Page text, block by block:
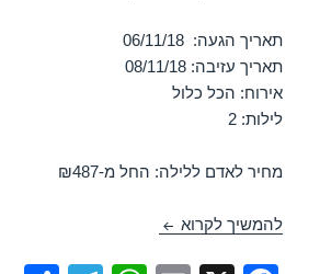
תאריך הגעה: 06/11/18
תאריך עזיבה: 08/11/18
אירוח: הכל כלול
לילות: 2
מחיר לאדם ללילה: החל מ-₪487
להמשיך לקרוא חופשה במלון לאונרדו קלאב ים